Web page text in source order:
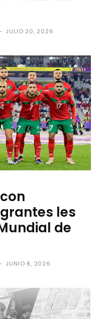
- JULIO 20, 2026
les
de
- JUNIO 8, 2026